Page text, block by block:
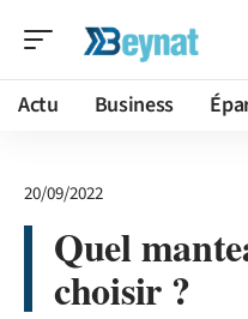
Actu Business
20/09/2022
Quel
choisir ?